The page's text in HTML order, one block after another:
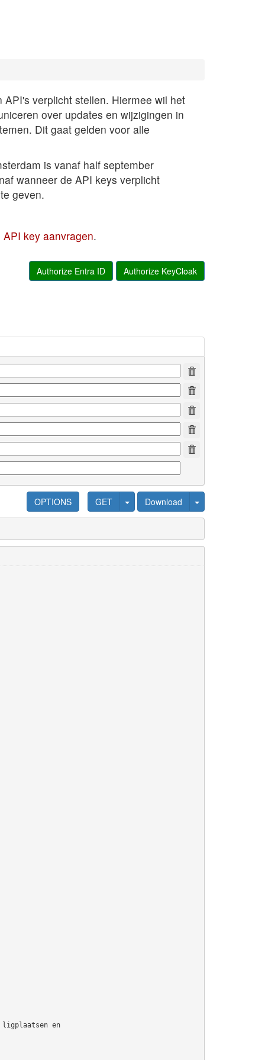
verplicht stellen. Hiermee wil het
over updates en wijzigingen in
Dit gaat gelden voor alle
is vanaf half september
wanneer de API keys verplicht
geven.
key aanvragen.
Authorize KeyCloak
Authorize Entra ID
GET Download
OPTIONS
ligplaatsen en